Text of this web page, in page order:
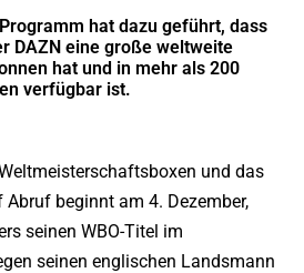
hat dazu geführt, dass
DAZN eine große weltweite
hat und in mehr als 200
verfügbar ist.
und das
beginnt am 4. Dezember,
seinen WBO-Titel im
seinen englischen Landsmann